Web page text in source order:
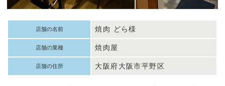
店舗の名前 焼肉 どら様
店舗の業種 焼肉屋
店舗の住所 大阪府大阪市平野区